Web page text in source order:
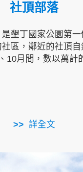
社頂部落
墾丁國家公園第一
區，鄰近的社頂自
10月間，數以萬計
詳全文